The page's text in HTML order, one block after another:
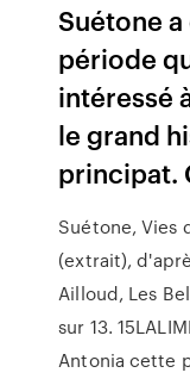
Suétone
période
intéressé
le grand
principat.
Suétone, Vies
(extrait),
Ailloud, Les
sur 13.
Antonia cette